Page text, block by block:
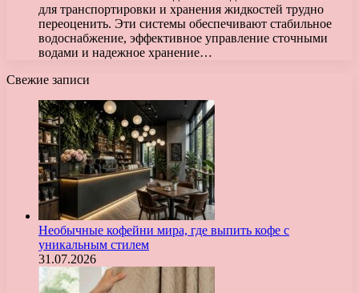
для транспортировки и хранения жидкостей трудно
переоценить. Эти системы обеспечивают стабильное
водоснабжение, эффективное управление сточными
водами и надежное хранение…
Свежие записи
Необычные кофейни мира, где выпить кофе с
уникальным стилем
31.07.2026